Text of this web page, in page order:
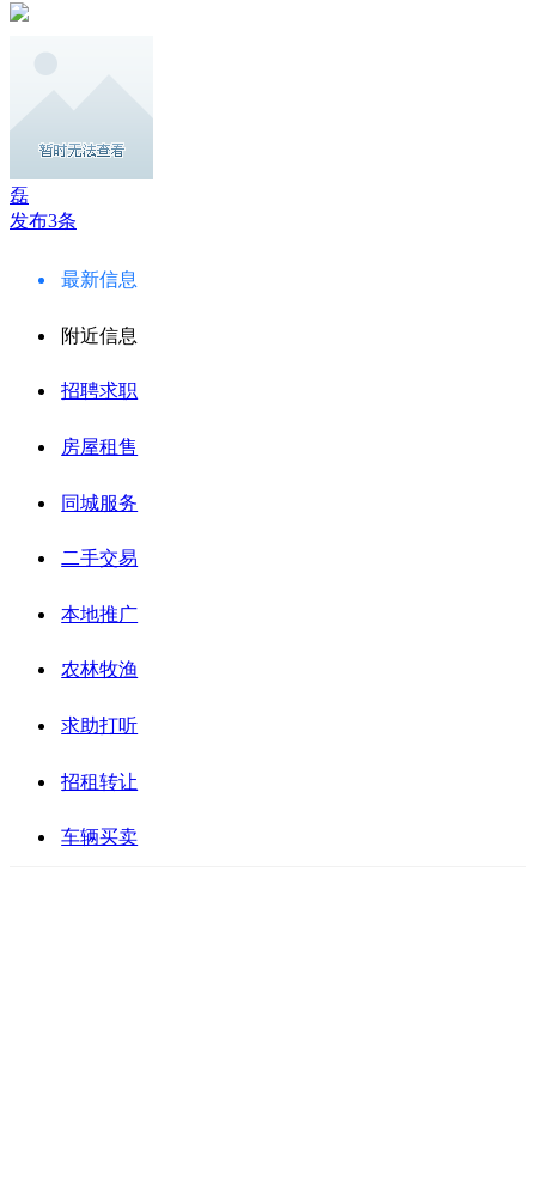
磊
发布3条
最新信息
附近信息
招聘求职
房屋租售
同城服务
二手交易
本地推广
农林牧渔
求助打听
招租转让
车辆买卖